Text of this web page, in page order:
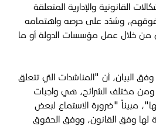
القانونية والإدارية المتعلقة
وشدّد على حرصه واهتمامه
من خلال عمل مؤسسات الدولة أو ما
البيان، أن "المناشدات التي تتعلق
مختلف الشرائح، هي واجبات
مبيناً "ضرورة الاستماع لبعض
لها وفق القانون، ووفق الحقوق